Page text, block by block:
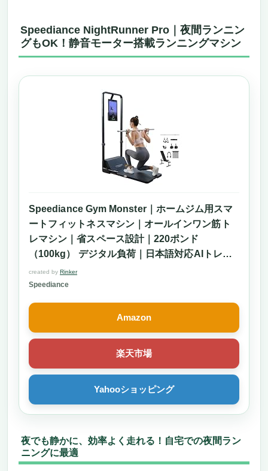
Speediance NightRunner Pro｜夜間ランニン
グもOK！静音モーター搭載ランニングマシン
Speediance Gym Monster｜ホームジム用スマ
ートフィットネスマシン｜オールインワン筋ト
レマシン｜省スペース設計｜220ポンド
（100kg） デジタル負荷｜日本語対応AIトレー
ニングプログラム｜家庭用トレーニングマシン
｜筋トレマシーン トレーニングマシンランキン
マシン｜チェストプレス搭載 (Works Plus)
created by Rinker
Speediance
Amazon
楽天市場
Yahooショッピング
夜でも静かに、効率よく走れる！自宅での夜間ラン
ニングに最適